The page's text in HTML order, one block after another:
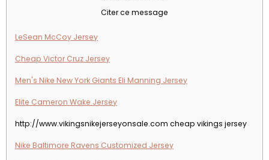
Citer ce message
LeSean McCoy Jersey
Cheap Victor Cruz Jersey
Men's Nike New York Giants Eli Manning Jersey
Elite Cameron Wake Jersey
http://www.vikingsnikejerseyonsale.com cheap vikings jersey
Nike Baltimore Ravens Customized Jersey